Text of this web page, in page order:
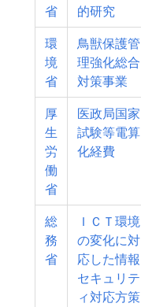
省 的研究
環
境
省
鳥獣保護管
理強化総合
対策事業
厚
生
労
働
省
医政局国家
試験等電算
化経費
総
務
省
ＩＣＴ環境
の変化に対
応した情報
セキュリテ
ィ対応方策